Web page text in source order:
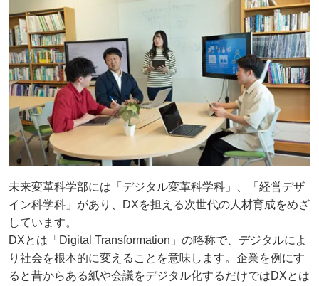
未来変革科学部には「デジタル変革科学科」、「経営デザ
イン科学科」があり、DXを担える次世代の人材育成をめざ
しています。
DXとは「Digital Transformation」の略称で、デジタルによ
り社会を根本的に変えることを意味します。企業を例にす
ると昔からある紙や会議をデジタル化するだけではDXとは